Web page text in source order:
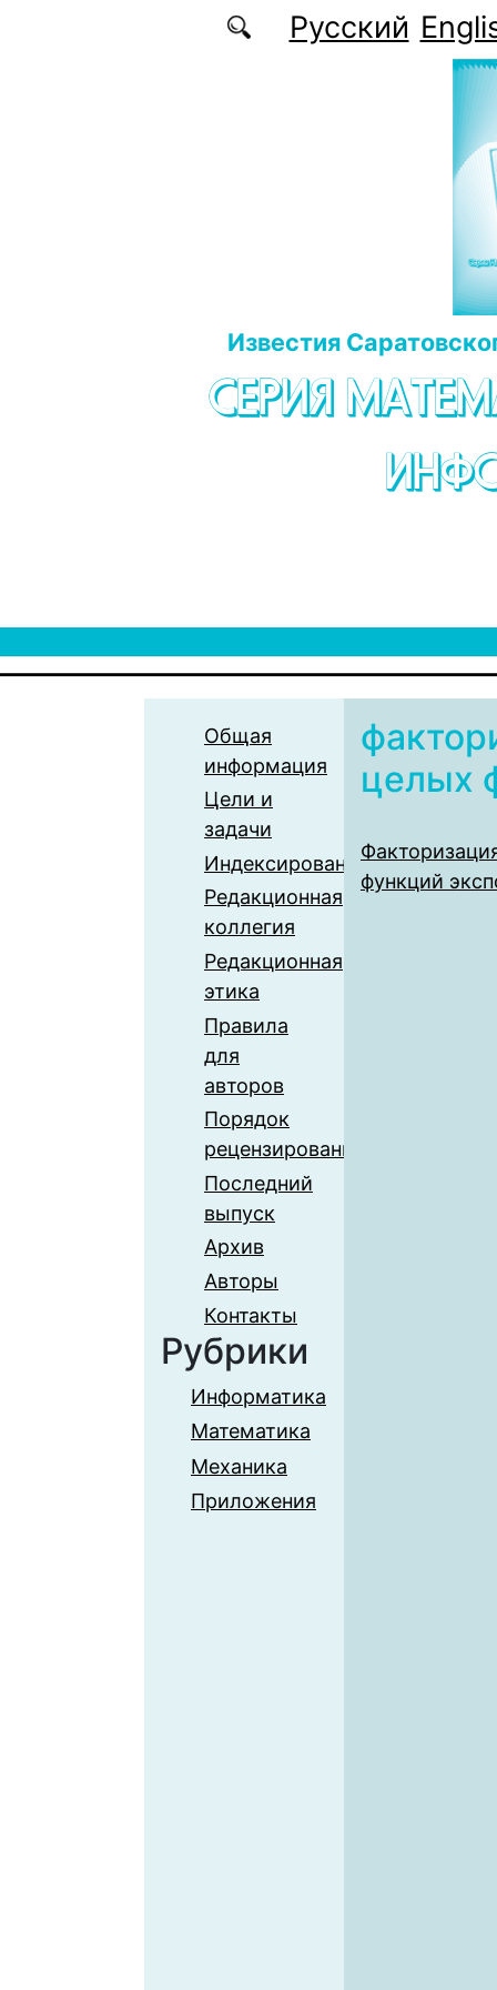
Перейти к основному содержаниюРусский
Известия
СЕРИЯ
Общая
информация
Цели и
задачи
Индексирование
Редакционная
коллегия
Редакционная
этика
Правила
для
авторов
Порядок
рецензирования
Последний
выпуск
Архив
Авторы
Контакты
Рубрики
Информатика
Математика
Механика
Приложения
целых
функций